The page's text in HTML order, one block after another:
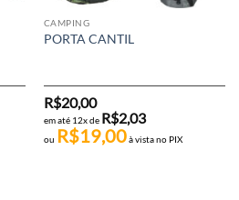
CAMPING
PORTA CANTIL
R$20,00
em até 12x de R$2,03
ou R$19,00à vista no PIX